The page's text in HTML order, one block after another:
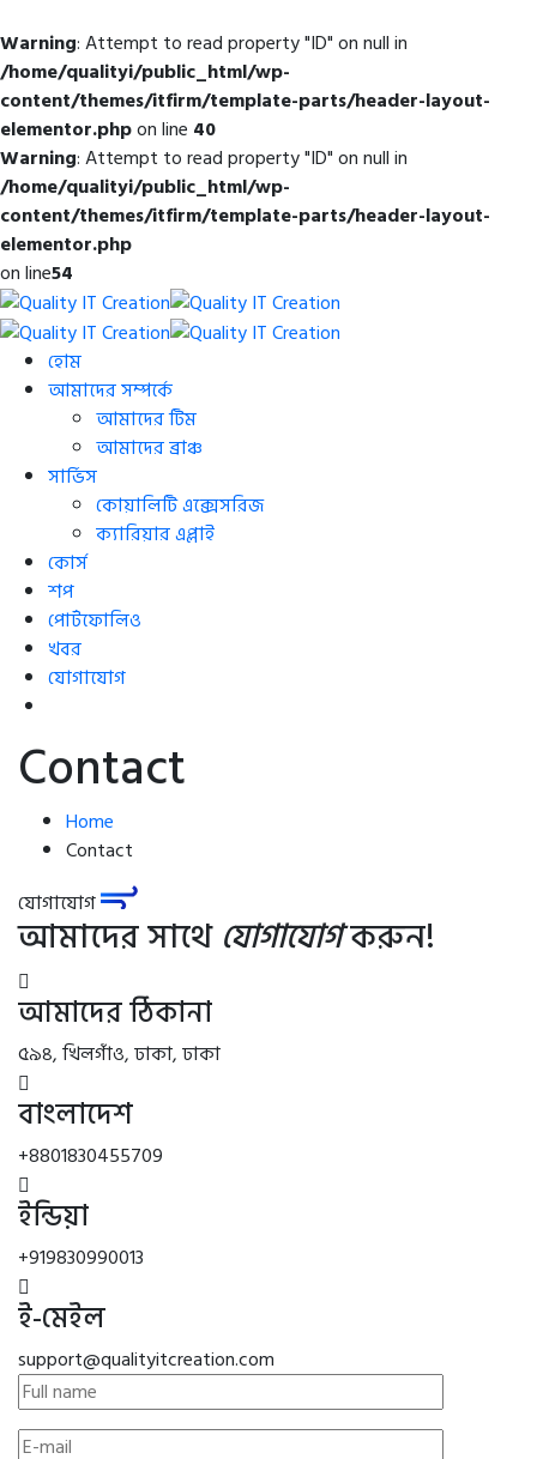
Warning: Attempt to read property "ID" on null in
/home/qualityi/public_html/wp-
content/themes/itfirm/template-parts/header-layout-
elementor.phpon line 40
Warning: Attempt to read property "ID" on null in
/home/qualityi/public_html/wp-
content/themes/itfirm/template-parts/header-layout-
elementor.php
on line54
হোম
আমাদের সম্পর্কে
আমাদের টিম
আমাদের ব্রাঞ্চ
সার্ভিস
কোয়ালিটি এক্সেসরিজ
ক্যারিয়ার এপ্লাই
কোর্স
শপ
পোর্টফোলিও
খবর
যোগাযোগ
Contact
Home
Contact
যোগাযোগ
আমাদের সাথে যোগাযোগকরুন!
আমাদের ঠিকানা
৫৯৪, খিলগাঁও, ঢাকা, ঢাকা
বাংলাদেশ
+8801830455709
ইন্ডিয়া
+919830990013
ই-মেইল
support@qualityitcreation.com